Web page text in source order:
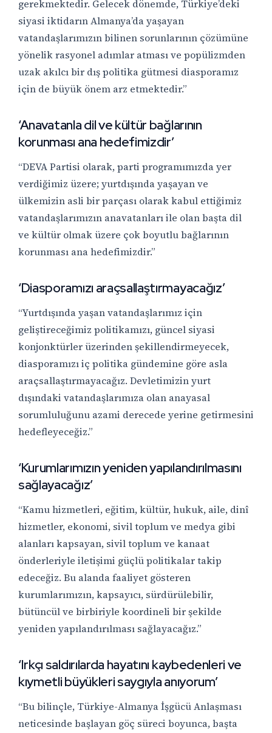
gerekmektedir. Gelecek dönemde, Türkiye’deki
siyasi iktidarın Almanya’da yaşayan
vatandaşlarımızın bilinen sorunlarının çözümüne
yönelik rasyonel adımlar atması ve popülizmden
uzak akılcı bir dış politika gütmesi diasporamız
için de büyük önem arz etmektedir.”
‘Anavatanla dil ve kültür bağlarının
korunması ana hedefimizdir’
“DEVA Partisi olarak, parti programımızda yer
verdiğimiz üzere; yurtdışında yaşayan ve
ülkemizin asli bir parçası olarak kabul ettiğimiz
vatandaşlarımızın anavatanları ile olan başta dil
ve kültür olmak üzere çok boyutlu bağlarının
korunması ana hedefimizdir.”
‘Diasporamızı araçsallaştırmayacağız’
“Yurtdışında yaşan vatandaşlarımız için
geliştireceğimiz politikamızı, güncel siyasi
konjonktürler üzerinden şekillendirmeyecek,
diasporamızı iç politika gündemine göre asla
araçsallaştırmayacağız. Devletimizin yurt
dışındaki vatandaşlarımıza olan anayasal
sorumluluğunu azami derecede yerine getirmesini
hedefleyeceğiz.”
‘Kurumlarımızın yeniden yapılandırılmasını
sağlayacağız’
“Kamu hizmetleri, eğitim, kültür, hukuk, aile, dinî
hizmetler, ekonomi, sivil toplum ve medya gibi
alanları kapsayan, sivil toplum ve kanaat
önderleriyle iletişimi güçlü politikalar takip
edeceğiz. Bu alanda faaliyet gösteren
kurumlarımızın, kapsayıcı, sürdürülebilir,
bütüncül ve birbiriyle koordineli bir şekilde
yeniden yapılandırılması sağlayacağız.”
‘Irkçı saldırılarda hayatını kaybedenleri ve
kıymetli büyükleri saygıyla anıyorum’
“Bu bilinçle, Türkiye-Almanya İşgücü Anlaşması
neticesinde başlayan göç süreci boyunca, başta